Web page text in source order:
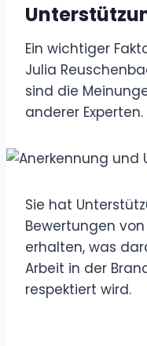
Ein wichtiger
Julia
sind die
anderer Experten.
Sie hat
Bewertungen
erhalten, was
Arbeit in der
respektiert wird.